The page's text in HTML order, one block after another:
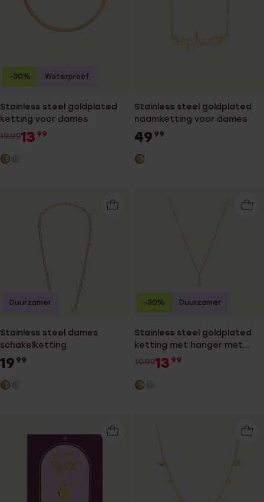
Stainless steel goldplated
ketting voor dames
19.9913 99
-30% Waterproof
Stainless steel goldplated
naamketting voor dames
49 99
Stainless steel dames
schakelketting
19 99
Duurzamer
Stainless steel goldplated
ketting met hanger met
zirkonia voor dames
19.9913 99
-30% Duurzamer